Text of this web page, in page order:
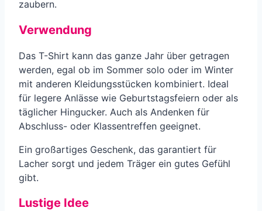
zaubern.
Verwendung
Das T-Shirt kann das ganze Jahr über getragen
werden, egal ob im Sommer solo oder im Winter
mit anderen Kleidungsstücken kombiniert. Ideal
für legere Anlässe wie Geburtstagsfeiern oder als
täglicher Hingucker. Auch als Andenken für
Abschluss- oder Klassentreffen geeignet.
Ein großartiges Geschenk, das garantiert für
Lacher sorgt und jedem Träger ein gutes Gefühl
gibt.
Lustige Idee